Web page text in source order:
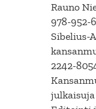
Rauno
978-952-
Sibelius-
2242-
julkaisuja